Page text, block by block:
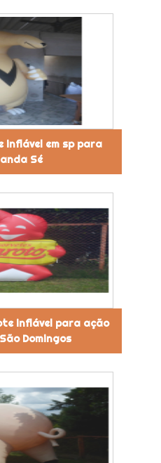
inflável em sp para
Sé
inflável para ação
Domingos